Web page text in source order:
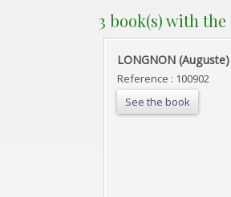
3 book(s) with
‎LONGNON (Auguste)‎
Reference : 100902
See the book